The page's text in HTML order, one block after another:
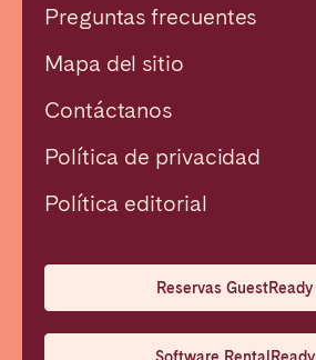
Preguntas frecuentes
Mapa del sitio
Contáctanos
Política de privacidad
Política editorial
Reservas GuestReady
Seleccionar idioma